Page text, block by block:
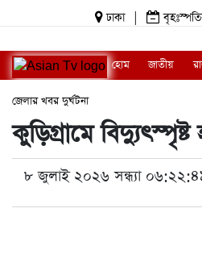
ঢাকা
হোম জাতীয়
জেলার খবর দুর্ঘটনা
কুড়িগ্রামে বিদ্যুৎস্পৃষ্ট
৮ জুলাই ২০২৬ সন্ধ্যা